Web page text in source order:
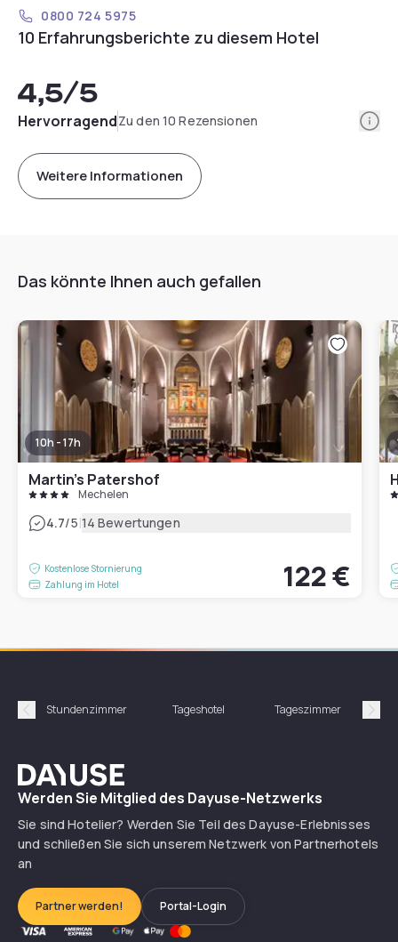
0800 724 5975
10 Erfahrungsberichte zu diesem Hotel
4,5/5
HervorragendZu den 10 Rezensionen
Weitere Informationen
Das könnte Ihnen auch gefallen
10h - 17h
Martin's Patershof
Mechelen
4.7/5|14 Bewertungen
Kostenlose Stornierung
Zahlung im Hotel
122 €
Précédent
Stundenzimmer Tageshotel Tageszimmer
Dayuse
Werden Sie Mitglied des Dayuse-Netzwerks
Sie sind Hotelier? Werden Sie Teil des Dayuse-Erlebnisses
und schließen Sie sich unserem Netzwerk von Partnerhotels
an
Partner werden! Portal-Login